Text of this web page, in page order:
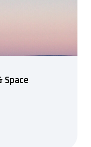
Space